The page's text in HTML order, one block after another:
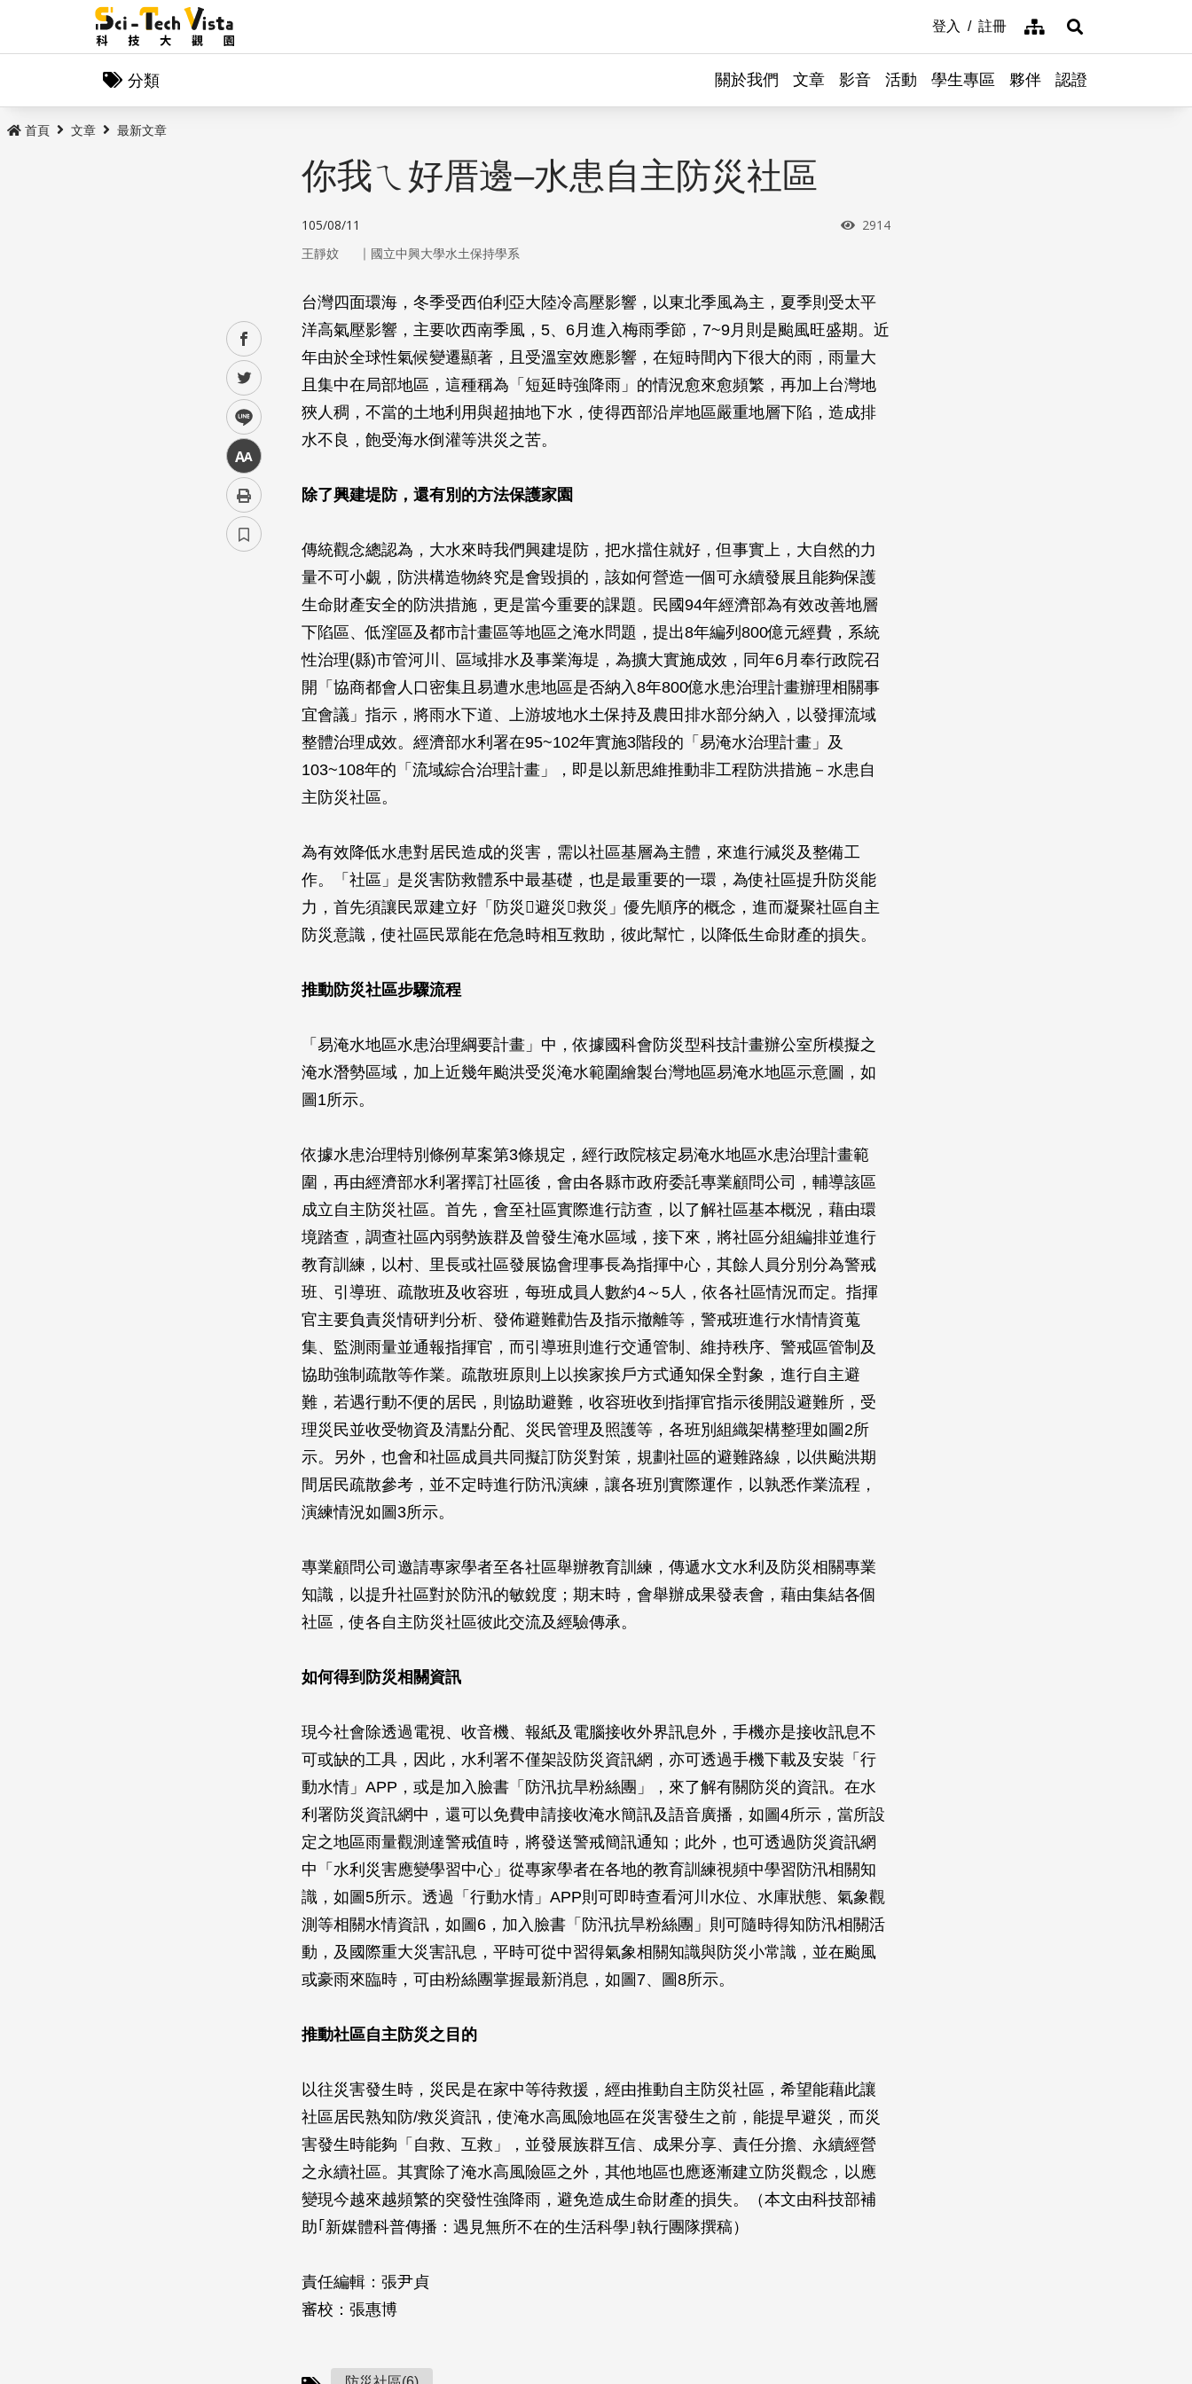
登入 註冊 網站導覽展開搜尋
分類 關於我們 文章 影音 活動 學生專區 夥伴 認證
首頁 文章 最新文章
facebook
twitter
line
中
你我ㄟ好厝邊–水患自主防災社區
105/08/11 瀏覽次數
2914
王靜妏 ｜ 國立中興大學水土保持學系
台灣四面環海，冬季受西伯利亞大陸冷高壓影響，以東北季風為主，夏季則受太平
洋高氣壓影響，主要吹西南季風，5、6月進入梅雨季節，7~9月則是颱風旺盛期。近
年由於全球性氣候變遷顯著，且受溫室效應影響，在短時間內下很大的雨，雨量大
且集中在局部地區，這種稱為「短延時強降雨」的情況愈來愈頻繁，再加上台灣地
狹人稠，不當的土地利用與超抽地下水，使得西部沿岸地區嚴重地層下陷，造成排
水不良，飽受海水倒灌等洪災之苦。
除了興建堤防，還有別的方法保護家園
傳統觀念總認為，大水來時我們興建堤防，把水擋住就好，但事實上，大自然的力
量不可小覷，防洪構造物終究是會毀損的，該如何營造一個可永續發展且能夠保護
生命財產安全的防洪措施，更是當今重要的課題。民國94年經濟部為有效改善地層
下陷區、低漥區及都市計畫區等地區之淹水問題，提出8年編列800億元經費，系統
性治理(縣)市管河川、區域排水及事業海堤，為擴大實施成效，同年6月奉行政院召
開「協商都會人口密集且易遭水患地區是否納入8年800億水患治理計畫辦理相關事
宜會議」指示，將雨水下道、上游坡地水土保持及農田排水部分納入，以發揮流域
整體治理成效。經濟部水利署在95~102年實施3階段的「易淹水治理計畫」及
103~108年的「流域綜合治理計畫」，即是以新思維推動非工程防洪措施－水患自
主防災社區。
為有效降低水患對居民造成的災害，需以社區基層為主體，來進行減災及整備工
作。「社區」是災害防救體系中最基礎，也是最重要的一環，為使社區提升防災能
力，首先須讓民眾建立好「防災避災救災」優先順序的概念，進而凝聚社區自主
防災意識，使社區民眾能在危急時相互救助，彼此幫忙，以降低生命財產的損失。
推動防災社區步驟流程
「易淹水地區水患治理綱要計畫」中，依據國科會防災型科技計畫辦公室所模擬之
淹水潛勢區域，加上近幾年颱洪受災淹水範圍繪製台灣地區易淹水地區示意圖，如
圖1所示。
依據水患治理特別條例草案第3條規定，經行政院核定易淹水地區水患治理計畫範
圍，再由經濟部水利署擇訂社區後，會由各縣市政府委託專業顧問公司，輔導該區
成立自主防災社區。首先，會至社區實際進行訪查，以了解社區基本概況，藉由環
境踏查，調查社區內弱勢族群及曾發生淹水區域，接下來，將社區分組編排並進行
教育訓練，以村、里長或社區發展協會理事長為指揮中心，其餘人員分別分為警戒
班、引導班、疏散班及收容班，每班成員人數約4～5人，依各社區情況而定。指揮
官主要負責災情研判分析、發佈避難勸告及指示撤離等，警戒班進行水情情資蒐
集、監測雨量並通報指揮官，而引導班則進行交通管制、維持秩序、警戒區管制及
協助強制疏散等作業。疏散班原則上以挨家挨戶方式通知保全對象，進行自主避
難，若遇行動不便的居民，則協助避難，收容班收到指揮官指示後開設避難所，受
理災民並收受物資及清點分配、災民管理及照護等，各班別組織架構整理如圖2所
示。另外，也會和社區成員共同擬訂防災對策，規劃社區的避難路線，以供颱洪期
間居民疏散參考，並不定時進行防汛演練，讓各班別實際運作，以孰悉作業流程，
演練情況如圖3所示。
專業顧問公司邀請專家學者至各社區舉辦教育訓練，傳遞水文水利及防災相關專業
知識，以提升社區對於防汛的敏銳度；期末時，會舉辦成果發表會，藉由集結各個
社區，使各自主防災社區彼此交流及經驗傳承。
如何得到防災相關資訊
現今社會除透過電視、收音機、報紙及電腦接收外界訊息外，手機亦是接收訊息不
可或缺的工具，因此，水利署不僅架設防災資訊網，亦可透過手機下載及安裝「行
動水情」APP，或是加入臉書「防汛抗旱粉絲團」，來了解有關防災的資訊。在水
利署防災資訊網中，還可以免費申請接收淹水簡訊及語音廣播，如圖4所示，當所設
定之地區雨量觀測達警戒值時，將發送警戒簡訊通知；此外，也可透過防災資訊網
中「水利災害應變學習中心」從專家學者在各地的教育訓練視頻中學習防汛相關知
識，如圖5所示。透過「行動水情」APP則可即時查看河川水位、水庫狀態、氣象觀
測等相關水情資訊，如圖6，加入臉書「防汛抗旱粉絲團」則可隨時得知防汛相關活
動，及國際重大災害訊息，平時可從中習得氣象相關知識與防災小常識，並在颱風
或豪雨來臨時，可由粉絲團掌握最新消息，如圖7、圖8所示。
推動社區自主防災之目的
以往災害發生時，災民是在家中等待救援，經由推動自主防災社區，希望能藉此讓
社區居民熟知防/救災資訊，使淹水高風險地區在災害發生之前，能提早避災，而災
害發生時能夠「自救、互救」，並發展族群互信、成果分享、責任分擔、永續經營
之永續社區。其實除了淹水高風險區之外，其他地區也應逐漸建立防災觀念，以應
變現今越來越頻繁的突發性強降雨，避免造成生命財產的損失。（本文由科技部補
助｢新媒體科普傳播：遇見無所不在的生活科學｣執行團隊撰稿）
責任編輯：張尹貞
審校：張惠博